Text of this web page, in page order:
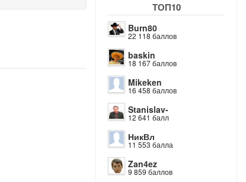
ТОП10
Burn80
22 118 баллов
baskin
18 167 баллов
Mikeken
16 458 баллов
Stanislav-
12 641 балл
НикВл
11 553 балла
Zan4ez
9 859 баллов